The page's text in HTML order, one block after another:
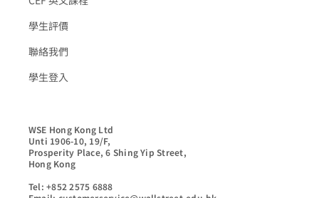
學生評價
聯絡我們
學生登入
WSE Hong Kong Ltd
Unti 1906-10, 19/F,
Prosperity Place, 6 Shing Yip Street,
Hong Kong
Tel: +852 2575 6888